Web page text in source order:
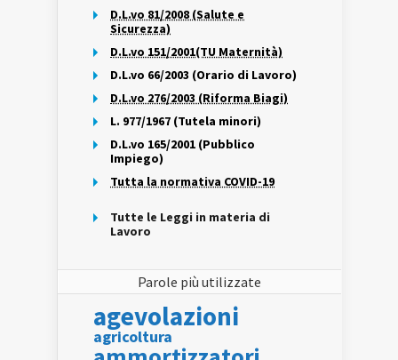
D.L.vo 81/2008 (Salute e
Sicurezza)
D.L.vo 151/2001(TU Maternità)
D.L.vo 66/2003 (Orario di Lavoro)
D.L.vo 276/2003 (Riforma Biagi)
L. 977/1967 (Tutela minori)
D.L.vo 165/2001 (Pubblico
Impiego)
Tutta la normativa COVID-19
Tutte le Leggi in materia di
Lavoro
Parole più utilizzate
agevolazioni
agricoltura